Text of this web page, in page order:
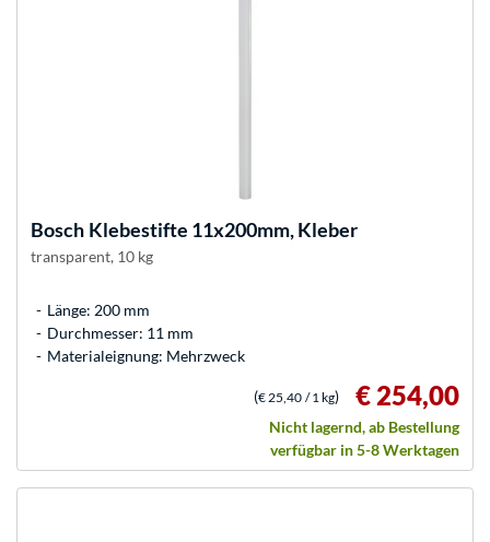
Bosch Klebestifte 11x200mm, Kleber
transparent, 10 kg
Länge: 200 mm
Durchmesser: 11 mm
Materialeignung: Mehrzweck
(€ 25,40 / 1 kg) € 254,00
Nicht lagernd, ab Bestellung
verfügbar in 5-8 Werktagen